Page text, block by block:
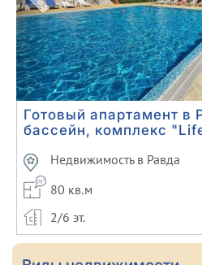
Готовый апартамент в
бассейн, комплекс
Недвижимость в Равда
80 кв.м
2/6 эт.